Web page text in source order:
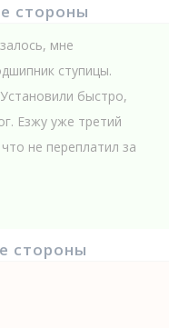
стороны
мне
ступицы.
быстро,
Езжу уже третий
не переплатил за
стороны